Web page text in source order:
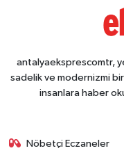
antalyaeksprescomtr,
sadelik ve modernizmi
insanlara haber
Nöbetçi Eczaneler